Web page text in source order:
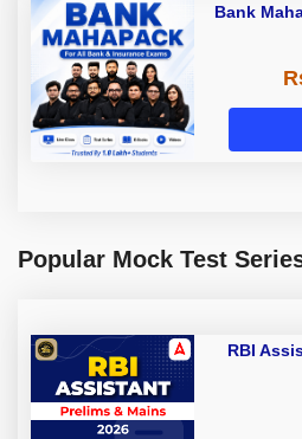
Bank
Popular Mock Test
RBI